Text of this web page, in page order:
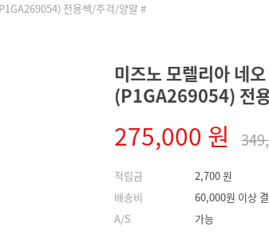
전용쌕/주걱/양말 #
미즈노 모렐리아 네
(P1GA269054) 전
275,000 원
적립금
배송비
A/S
2,700 원
60,000원 이상
가능